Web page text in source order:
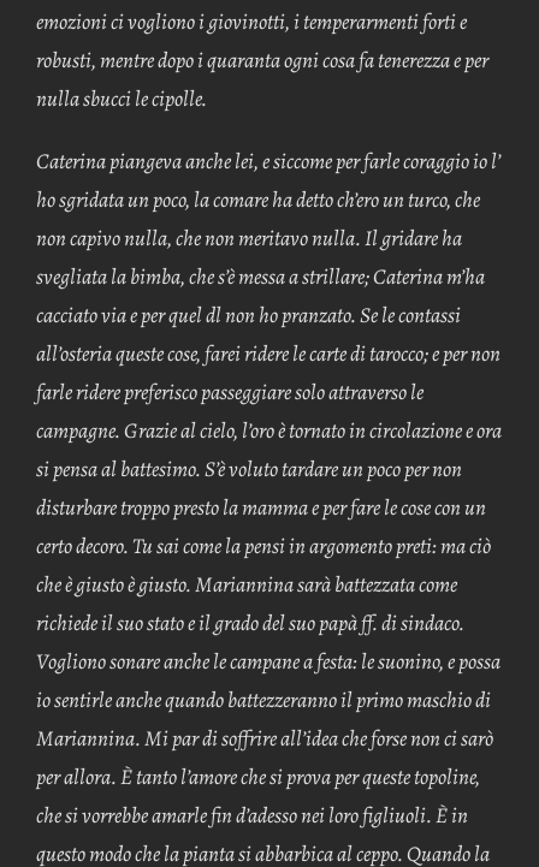
emozioni ci vogliono i giovinotti, i temperarmenti forti e
robusti, mentre dopo i quaranta ogni cosa fa tenerezza e per
nulla sbucci le cipolle.
Caterina piangeva anche lei, e siccome per farle coraggio io l’
ho sgridata un poco, la comare ha detto ch’ero un turco, che
non capivo nulla, che non meritavo nulla. Il gri­dare ha
svegliata la bimba, che s’è messa a strillare; Ca­terina m’ha
cacciato via e per quel dl non ho pranzato. Se le contassi
all’osteria queste cose, farei ridere le carte di tarocco; e per non
farle ridere preferisco passeggiare solo attraverso le
campagne. Grazie al cielo, l’oro è tornato in circolazione e ora
si pensa al battesimo. S’è voluto tar­dare un poco per non
disturbare troppo presto la mamma e per fare le cose con un
certo decoro. Tu sai come la pensi in argomento preti: ma ciò
che è giusto è giusto. Mariannina sarà battezzata come
richiede il suo stato e il grado del suo papà ff. di sindaco.
Vogliono sonare anche le campane a festa: le suonino, e possa
io sentirle anche quando battezzeranno il primo maschio di
Mariannina. Mi par di soffrire all’idea che forse non ci sarò
per allora. È tanto l’amore che si prova per queste topoline,
che si vor­rebbe amarle fin d’adesso nei loro figliuoli. È in
questo modo che la pianta si abbarbica al ceppo. Quando la